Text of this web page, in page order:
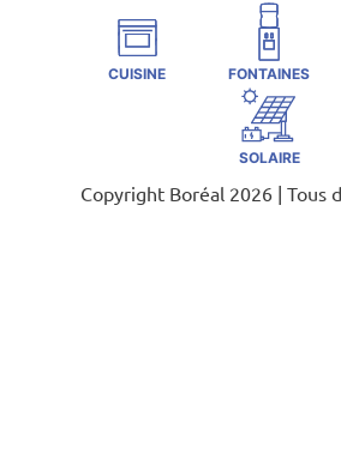
CUISINE FONTAINES
SOLAIRE
Copyright Boréal 2026 | Tous